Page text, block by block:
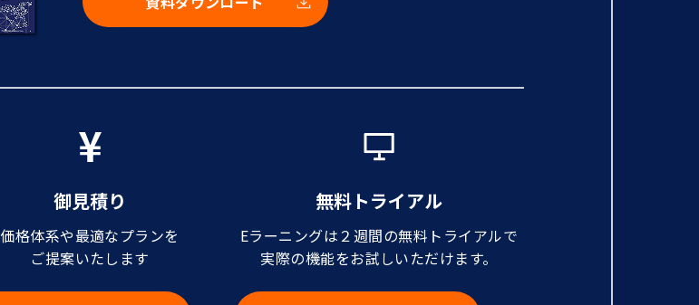
御見積り
価格体系や最適なプランを
ご提案いたします
無料トライアル
Eラーニングは２週間の無料トライアルで
実際の機能をお試しいただけます。